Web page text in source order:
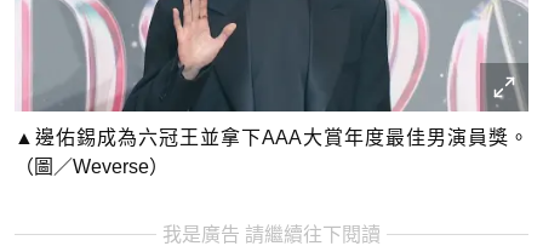
▲邊佑錫成為六冠王並拿下AAA大賞年度最佳男演員獎。
（圖／Weverse）
我是廣告 請繼續往下閱讀